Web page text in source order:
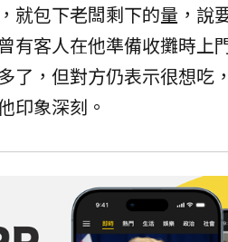
就包下老闆剩下的量，說
有客人在他準備收攤時上
了，但對方仍表示很想吃
印象深刻。